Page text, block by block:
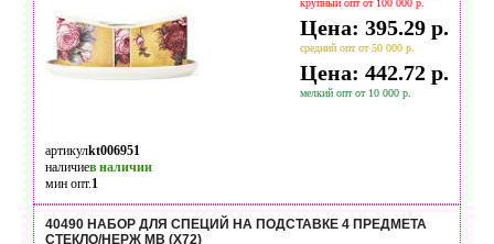
крупный опт от 100 000 р.
Цена: 395.29 р.
средний опт от 50 000 р.
Цена: 442.72 р.
мелкий опт от 10 000 р.
артикулkt006951
наличиев наличии
мин опт.1
40490 НАБОР ДЛЯ СПЕЦИЙ НА ПОДСТАВКЕ 4 ПРЕДМЕТА
СТЕКЛО/НЕРЖ MB (Х72)